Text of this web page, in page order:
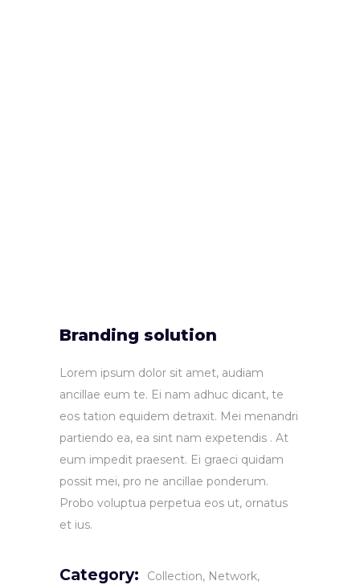
Branding solution
Lorem ipsum dolor sit amet, audiam
ancillae eum te. Ei nam adhuc dicant, te
eos tation equidem detraxit. Mei menandri
partiendo ea, ea sint nam expetendis . At
eum impedit praesent. Ei graeci quidam
possit mei, pro ne ancillae ponderum.
Probo voluptua perpetua eos ut, ornatus
et ius.
Category: Collection Network